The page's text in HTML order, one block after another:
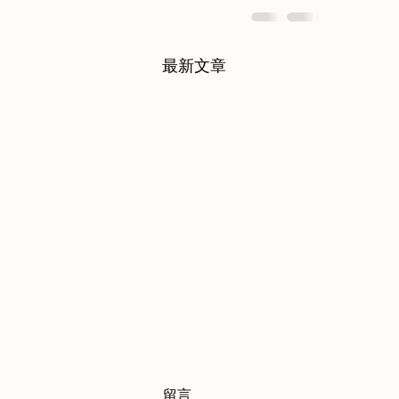
最新文章
留言